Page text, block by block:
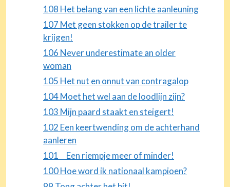
108 Het belang van een lichte aanleuning
107 Met geen stokken op de trailer te
krijgen!
106 Never underestimate an older
woman
105 Het nut en onnut van contragalop
104 Moet het wel aan de loodlijn zijn?
103 Mijn paard staakt en steigert!
102 Een keertwending om de achterhand
aanleren
101 Een riempje meer of minder!
100 Hoe word ik nationaal kampioen?